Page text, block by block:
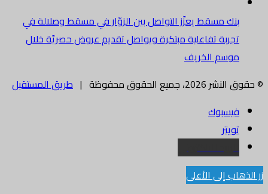
بنك مسقط يعزّز التواصل بين الزوّار في مسقط وصلالة في
تجربة تفاعلية مبتكرة ويواصل تقديم عروض حصريّة خلال
موسم الخريف
© حقوق النشر 2026، جميع الحقوق محفوظة |
طريق المستقبل
فيسبوك
تويتر
البريد الالكتروني
زر الذهاب إلى الأعلى